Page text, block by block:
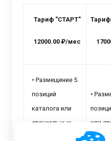
Тариф "СТАРТ"
12000.00 ₽/мес
Тариф
• Размещение 5
позиций
каталога или
специальных
•
или